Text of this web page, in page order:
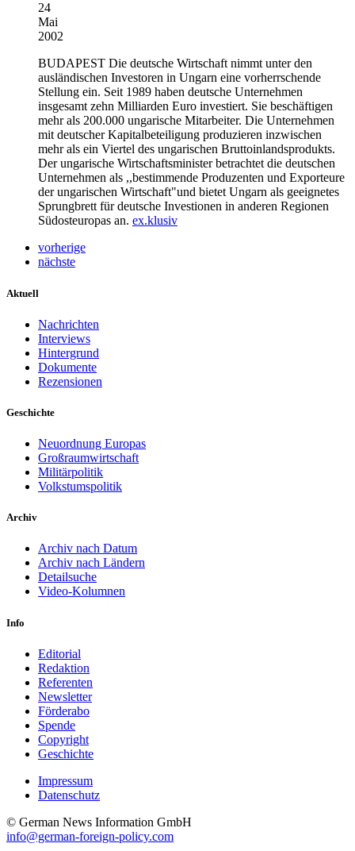
24
Mai
2002
BUDAPEST Die deutsche Wirtschaft nimmt unter den
ausländischen Investoren in Ungarn eine vorherrschende
Stellung ein. Seit 1989 haben deutsche Unternehmen
insgesamt zehn Milliarden Euro investiert. Sie beschäftigen
mehr als 200.000 ungarische Mitarbeiter. Die Unternehmen
mit deutscher Kapitalbeteiligung produzieren inzwischen
mehr als ein Viertel des ungarischen Bruttoinlandsprodukts.
Der ungarische Wirtschaftsminister betrachtet die deutschen
Unternehmen als ,,bestimmende Produzenten und Exporteure
der ungarischen Wirtschaft"und bietet Ungarn als geeignetes
Sprungbrett für deutsche Investionen in anderen Regionen
Südosteuropas an. ex.klusiv
vorherige
nächste
Aktuell
Nachrichten
Interviews
Hintergrund
Dokumente
Rezensionen
Geschichte
Neuordnung Europas
Großraumwirtschaft
Militärpolitik
Volkstumspolitik
Archiv
Archiv nach Datum
Archiv nach Ländern
Detailsuche
Video-Kolumnen
Info
Editorial
Redaktion
Referenten
Newsletter
Förderabo
Spende
Copyright
Geschichte
Impressum
Datenschutz
© German News Information GmbH
info@german-foreign-policy.com